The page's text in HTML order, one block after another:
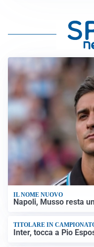
IL NOME NUOVO
Napoli, Musso resta
TITOLARE IN
Inter, tocca a Pio